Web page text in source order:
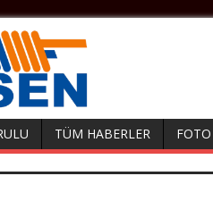
TÜM HABERLER